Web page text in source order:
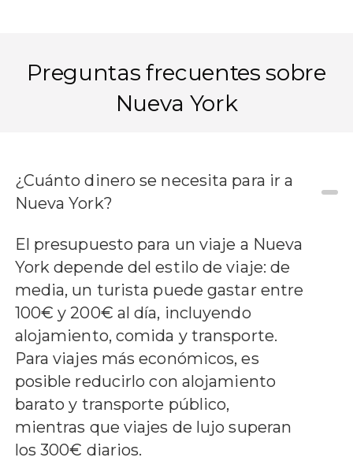
Preguntas frecuentes sobre
Nueva York
¿Cuánto dinero se necesita para ir a
Nueva York?
El presupuesto para un viaje a Nueva
York depende del estilo de viaje: de
media, un turista puede gastar entre
100€ y 200€ al día, incluyendo
alojamiento, comida y transporte.
Para viajes más económicos, es
posible reducirlo con alojamiento
barato y transporte público,
mientras que viajes de lujo superan
los 300€ diarios.